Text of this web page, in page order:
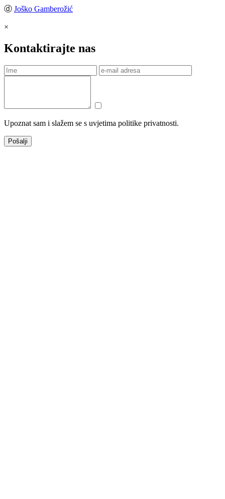
ⓓ Joško Gamberožić
×
Kontaktirajte nas
Upoznat sam i slažem se s uvjetima politike privatnosti.
Pošalji